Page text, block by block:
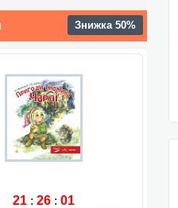
Знижка 50%
21 : 26 : 00